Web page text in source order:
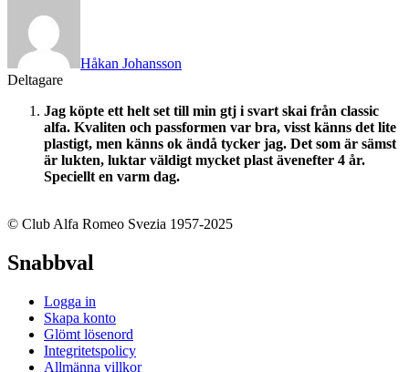
Håkan Johansson
Deltagare
Jag köpte ett helt set till min gtj i svart skai från classic
alfa. Kvaliten och passformen var bra, visst känns det lite
plastigt, men känns ok ändå tycker jag. Det som är sämst
är lukten, luktar väldigt mycket plast ävenefter 4 år.
Speciellt en varm dag.
© Club Alfa Romeo Svezia 1957-2025
Snabbval
Logga in
Skapa konto
Glömt lösenord
Integritetspolicy
Allmänna villkor